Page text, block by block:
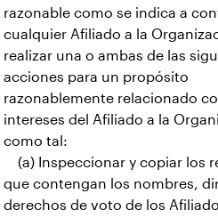
razonable como se indica a
cualquier Afiliado a la
realizar una o ambas de las
acciones para un propósito
razonablemente relacionado
intereses del Afiliado a la
como tal:
(a) Inspeccionar y copiar los
que contengan los nombres,
derechos de voto de los